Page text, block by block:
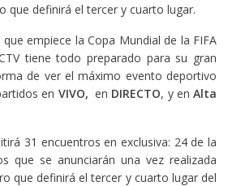
que definirá el tercer y cuarto lugar.
empiece la Copa Mundial de la FIFA
tiene todo preparado para su gran
de ver el máximo evento deportivo
en VIVO, en DIRECTO, y enAlta
31 encuentros en exclusiva: 24 de la
que se anunciarán una vez realizada
que definirá el tercer y cuarto lugar del